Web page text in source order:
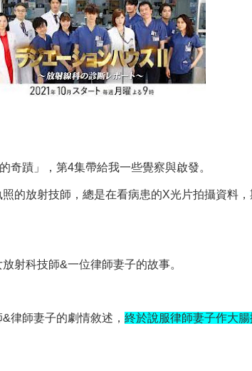
奇蹟」，第4集帶給我一些覺察與啟發。
的放射技師，總是在看病患的X光片拍攝資料
射科技師&一位律師妻子的故事。
&律師妻子的劇情敘述， 終於說服律師妻子作大